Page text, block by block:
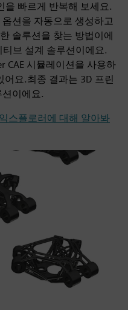
을 빠르게 반복해 보세요.
션을 자동으로 생성하고
솔루션을 찾는 방법이에
티브 설계 솔루션이에요.
CAE 시뮬레이션을 사용하
어요.최종 결과는 3D 프린
이에요.
스플로러에 대해 알아봐